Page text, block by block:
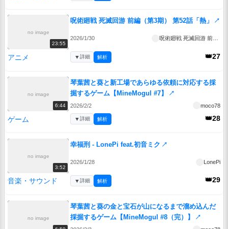
no image
23:55
呪術廻戦 死滅回游 前編（第3期） 第52話「熱」 ↗
2026/1/30 呪術廻戦 死滅回游 前編（第3期）
アニメ 👑27
▼詳細 解析
no image
6:44
琴葉茜と葵と新工場であらゆる依頼に対応する採
掘するゲーム【MineMogul #7】
↗
2026/2/2 moco78
ゲーム 👑28
▼詳細 解析
no image
3:52
幸福刑 - LonePi feat.初音ミク ↗
2026/1/28 LonePi
音楽・サウンド 👑29
▼詳細 解析
no image
琴葉茜と葵の金と宝石が山になるまで溜め込んだ
採掘するゲーム【MineMogul #8（完）】
↗